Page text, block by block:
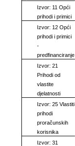
Izvor: 11 Opći
prihodi i primici
Izvor: 12 Opći
prihodi i primici
-
predfinanciranje
Izvor: 21
Prihodi od
vlastite
djelatnosti
Izvor: 25 Vlastiti
prihodi
proračunskih
korisnika
Izvor: 31